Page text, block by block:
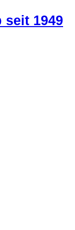
seit 1949